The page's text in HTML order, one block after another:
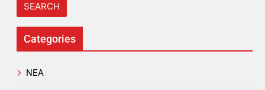
Categories
NEA